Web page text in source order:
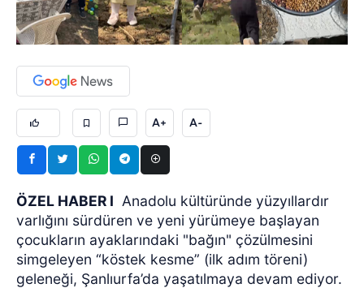
A+ A-
ÖZEL HABER I Anadolu kültüründe yüzyıllardır
varlığını sürdüren ve yeni yürümeye başlayan
çocukların ayaklarındaki "bağın" çözülmesini
simgeleyen “köstek kesme” (ilk adım töreni)
geleneği, Şanlıurfa’da yaşatılmaya devam ediyor.